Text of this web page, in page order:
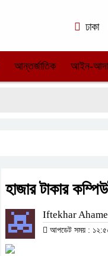
ঢাকা
আন্তর্জাতিক আইন-
হাজার টাকার
Iftekhar
আপডেট সময় :